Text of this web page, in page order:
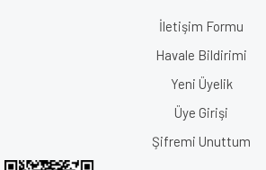
İletişim Formu
Havale Bildirimi
Yeni Üyelik
Üye Girişi
Şifremi Unuttum